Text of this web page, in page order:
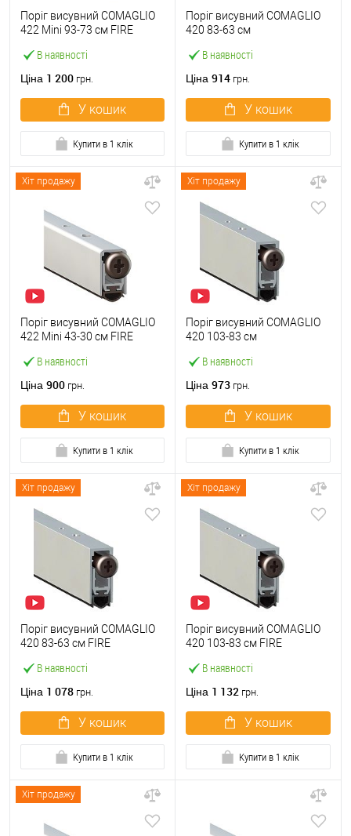
В наявності
Поріг висувний COMAGLIO
422 Mini 93-73 cм FIRE
Ціна 1 200 грн.
У кошик
Купити в 1 клік
В наявності
Поріг висувний COMAGLIO
420 83-63 см
Ціна 914 грн.
У кошик
Купити в 1 клік
Хіт продажу
В наявності
Поріг висувний COMAGLIO
422 Mini 43-30 cм FIRE
Ціна 900 грн.
У кошик
Купити в 1 клік
Хіт продажу
В наявності
Поріг висувний COMAGLIO
420 103-83 см
Ціна 973 грн.
У кошик
Купити в 1 клік
Хіт продажу
В наявності
Поріг висувний COMAGLIO
420 83-63 см FIRE
Ціна 1 078 грн.
У кошик
Купити в 1 клік
Хіт продажу
В наявності
Поріг висувний COMAGLIO
420 103-83 см FIRE
Ціна 1 132 грн.
У кошик
Купити в 1 клік
Хіт продажу